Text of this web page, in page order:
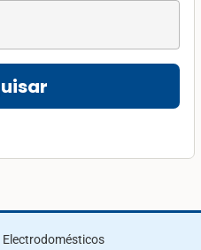
Electrodomésticos